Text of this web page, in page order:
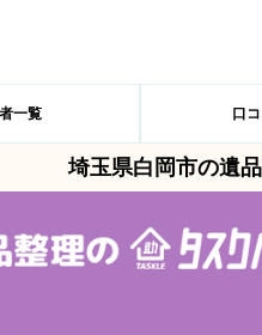
一覧 口
埼玉県白岡市の遺